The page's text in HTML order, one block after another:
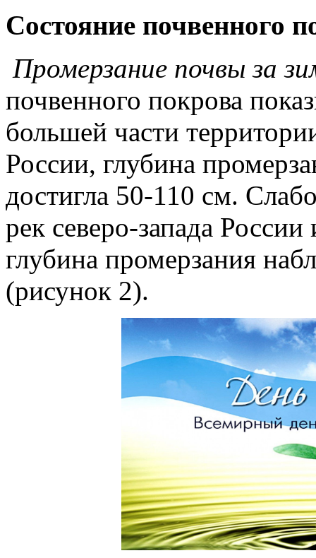
Состояние почвенного
Промерзание почвы за
почвенного покрова
большей части
России, глубина
достигла 50-110 см.
рек северо-запада
глубина промерзания
(рисунок 2).